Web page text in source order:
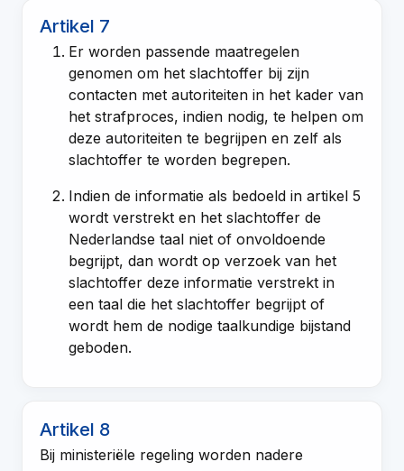
Artikel 7
Er worden passende maatregelen
genomen om het slachtoffer bij zijn
contacten met autoriteiten in het kader van
het strafproces, indien nodig, te helpen om
deze autoriteiten te begrijpen en zelf als
slachtoffer te worden begrepen.
Indien de informatie als bedoeld inartikel 5
wordt verstrekt en het slachtoffer de
Nederlandse taal niet of onvoldoende
begrijpt, dan wordt op verzoek van het
slachtoffer deze informatie verstrekt in
een taal die het slachtoffer begrijpt of
wordt hem de nodige taalkundige bijstand
geboden.
Artikel 8
Bij ministeriële regeling worden nadere